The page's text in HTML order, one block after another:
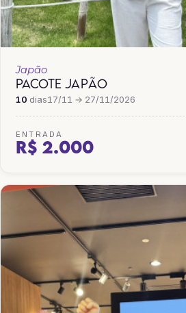
Japão
PACOTE JAPÃO
10 dias17/11 → 27/11/2026
ENTRADA
R$ 2.000